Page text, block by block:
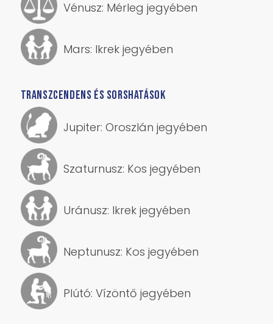
Vénusz: Mérleg jegyében
Mars: Ikrek jegyében
TRANSZCENDENS ÉS SORSHATÁSOK
Jupiter: Oroszlán jegyében
Szaturnusz: Kos jegyében
Uránusz: Ikrek jegyében
Neptunusz: Kos jegyében
Plútó: Vízöntő jegyében